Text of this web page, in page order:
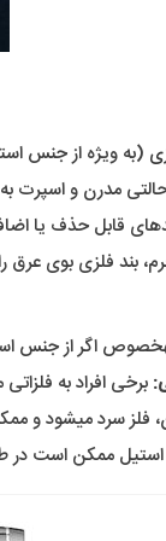
(به ویژه از جنس
مدرن و اسپرت
قابل حذف یا
بند فلزی بوی عرق
اگر از جنس
برخی افراد به
فلز سرد میشود و
استیل ممکن است در